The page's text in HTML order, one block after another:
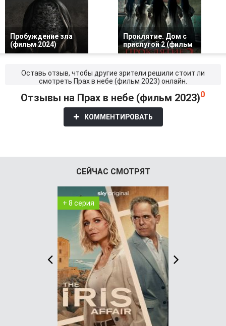
Пробуждение зла
(фильм 2024)
Проклятие. Дом с
прислугой 2 (фильм
Оставь отзыв, чтобы другие зрители решили стоит ли
смотреть Прах в небе (фильм 2023) онлайн.
Отзывы на Прах в небе (фильм 2023)0
КОММЕНТИРОВАТЬ
СЕЙЧАС СМОТРЯТ
+ 8 серия